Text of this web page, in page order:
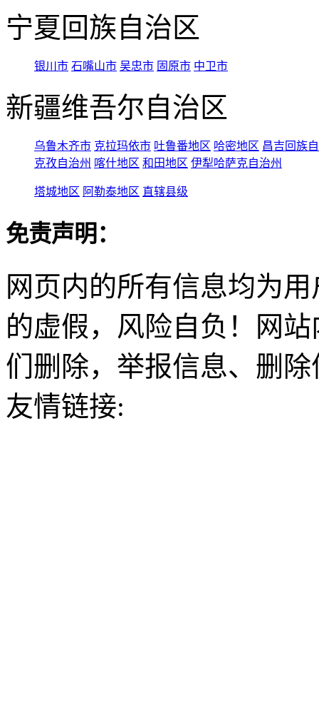
宁夏回族自治区
银川市 石嘴山市 吴忠市 固原市 中卫市
新疆维吾尔自治区
乌鲁木齐市 克拉玛依市 吐鲁番地区 哈密地区 昌吉回族
克孜自治州 喀什地区 和田地区 伊犁哈萨克自治州
塔城地区 阿勒泰地区 直辖县级
免责声明：
网页内的所有信息均为
的虚假，风险自负！网
们删除，举报信息、删
友情链接: